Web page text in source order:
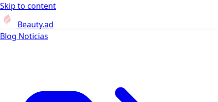
Skip to content
Beauty.ad
Blog Noticias